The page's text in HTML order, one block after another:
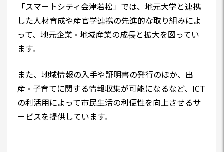
「スマートシティ会津若松」では、地元大学と連携
した人材育成や産官学連携の先進的な取り組みによ
って、地元企業・地域産業の成長と拡大を図ってい
ます。
また、地域情報の入手や証明書の発行のほか、出
産・子育てに関する情報収集が可能になるなど、ICT
の利活用によって市民生活の利便性を向上させるサ
ービスを提供しています。